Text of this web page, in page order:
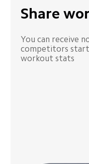
Share
You can receive
competitors start
workout stats